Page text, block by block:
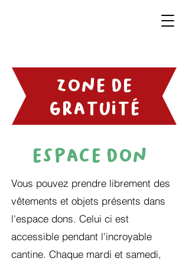
zone de
gratuité
espace don
Vous pouvez prendre librement des
vêtements et objets présents dans
l'espace dons. Celui ci est
accessible pendant l'incroyable
cantine. Chaque mardi et samedi,